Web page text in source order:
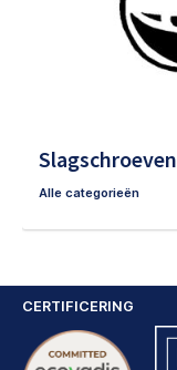
Slagschroeven
Alle categorieën
CERTIFICERING